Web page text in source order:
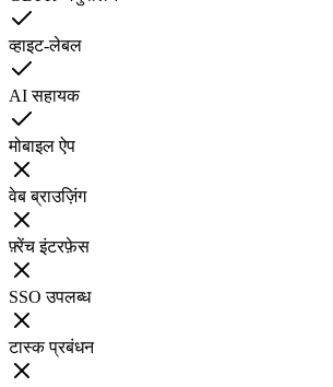
व्हाइट-लेबल
AI सहायक
मोबाइल ऐप
वेब ब्राउज़िंग
फ़्रेंच इंटरफ़ेस
SSO उपलब्ध
टास्क प्रबंधन